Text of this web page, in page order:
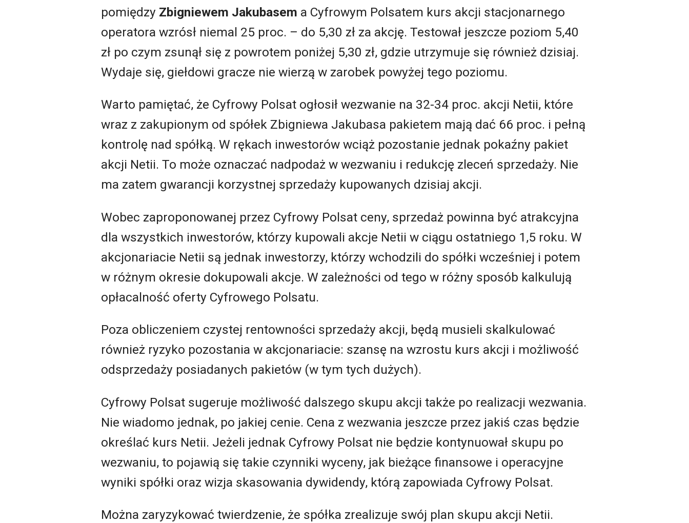
pomiędzy Zbigniewem Jakubasem a Cyfrowym Polsatem kurs akcji stacjonarnego
operatora wzrósł niemal 25 proc. – do 5,30 zł za akcję. Testował jeszcze poziom 5,40
zł po czym zsunął się z powrotem poniżej 5,30 zł, gdzie utrzymuje się również dzisiaj.
Wydaje się, giełdowi gracze nie wierzą w zarobek powyżej tego poziomu.
Warto pamiętać, że Cyfrowy Polsat ogłosił wezwanie na 32-34 proc. akcji Netii, które
wraz z zakupionym od spółek Zbigniewa Jakubasa pakietem mają dać 66 proc. i pełną
kontrolę nad spółką. W rękach inwestorów wciąż pozostanie jednak pokaźny pakiet
akcji Netii. To może oznaczać nadpodaż w wezwaniu i redukcję zleceń sprzedaży. Nie
ma zatem gwarancji korzystnej sprzedaży kupowanych dzisiaj akcji.
Wobec zaproponowanej przez Cyfrowy Polsat ceny, sprzedaż powinna być atrakcyjna
dla wszystkich inwestorów, którzy kupowali akcje Netii w ciągu ostatniego 1,5 roku. W
akcjonariacie Netii są jednak inwestorzy, którzy wchodzili do spółki wcześniej i potem
w różnym okresie dokupowali akcje. W zależności od tego w różny sposób kalkulują
opłacalność oferty Cyfrowego Polsatu.
Poza obliczeniem czystej rentowności sprzedaży akcji, będą musieli skalkulować
również ryzyko pozostania w akcjonariacie: szansę na wzrostu kurs akcji i możliwość
odsprzedaży posiadanych pakietów (w tym tych dużych).
Cyfrowy Polsat sugeruje możliwość dalszego skupu akcji także po realizacji wezwania.
Nie wiadomo jednak, po jakiej cenie. Cena z wezwania jeszcze przez jakiś czas będzie
określać kurs Netii. Jeżeli jednak Cyfrowy Polsat nie będzie kontynuował skupu po
wezwaniu, to pojawią się takie czynniki wyceny, jak bieżące finansowe i operacyjne
wyniki spółki oraz wizja skasowania dywidendy, którą zapowiada Cyfrowy Polsat.
Można zaryzykować twierdzenie, że spółka zrealizuje swój plan skupu akcji Netii.